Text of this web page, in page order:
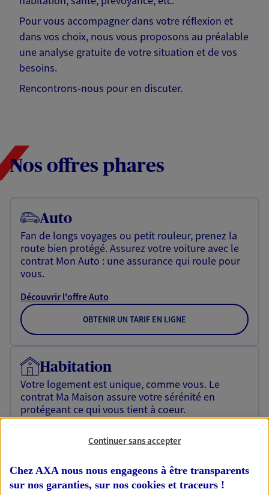
Pour vous accompagner dans votre réflexion et
dans vos choix, nous vous proposons au préalable
une analyse gratuite de votre situation et de vos
besoins.
Rencontrons-nous pour en discuter.
Nos offres phares
Auto
Fan de longs voyages ou petit rouleur, prenez la
route bien protégé. Assurez votre voiture avec le
contrat Mon Auto : une assurance qui roule pour
vous.
Découvrir l'offre Auto
OBTENIR UN TARIF EN LIGNE
Habitation
Votre logement est unique, comme vous. Le
contrat Ma Maison assure votre sérénité en
protégeant ce qui vous tient à coeur.
Continuer sans accepter
Chez AXA nous nous engageons à être transparents
sur nos garanties, sur nos cookies et traceurs !